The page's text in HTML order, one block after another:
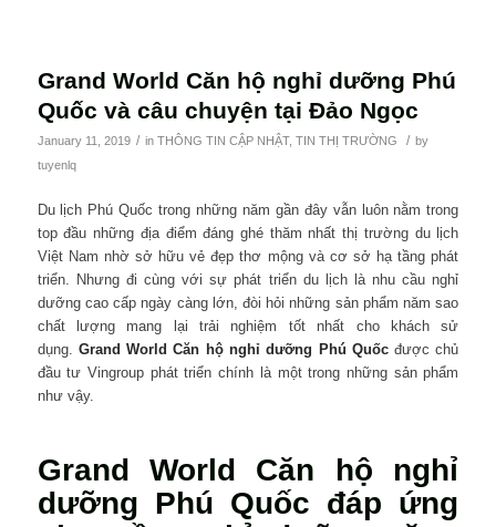
Grand World Căn hộ nghỉ dưỡng Phú
Quốc và câu chuyện tại Đảo Ngọc
January 11, 2019 / in THÔNG TIN CẬP NHẬT, TIN THỊ TRƯỜNG / by
tuyenlq
Du lịch Phú Quốc trong những năm gần đây vẫn luôn nằm trong
top đầu những địa điểm đáng ghé thăm nhất thị trường du lịch
Việt Nam nhờ sở hữu vẻ đẹp thơ mộng và cơ sở hạ tầng phát
triển. Nhưng đi cùng với sự phát triển du lịch là nhu cầu nghỉ
dưỡng cao cấp ngày càng lớn, đòi hỏi những sản phẩm năm sao
chất lượng mang lại trải nghiệm tốt nhất cho khách sử
dụng. Grand World Căn hộ nghỉ dưỡng Phú Quốcđược chủ
đầu tư Vingroup phát triển chính là một trong những sản phẩm
như vậy.
Grand World Căn hộ nghỉ
dưỡng Phú Quốc đáp ứng